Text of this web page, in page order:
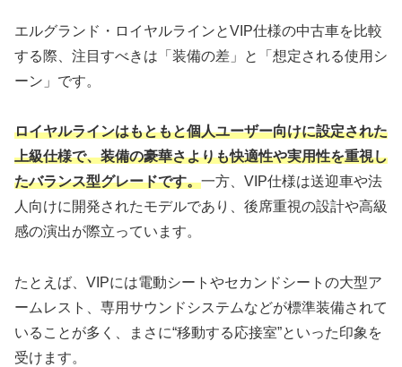
エルグランド・ロイヤルラインとVIP仕様の中古車を比較
する際、注目すべきは「装備の差」と「想定される使用シ
ーン」です。
ロイヤルラインはもともと個人ユーザー向けに設定された
上級仕様で、装備の豪華さよりも快適性や実用性を重視し
たバランス型グレードです。一方、VIP仕様は送迎車や法
人向けに開発されたモデルであり、後席重視の設計や高級
感の演出が際立っています。
たとえば、VIPには電動シートやセカンドシートの大型ア
ームレスト、専用サウンドシステムなどが標準装備されて
いることが多く、まさに“移動する応接室”といった印象を
受けます。